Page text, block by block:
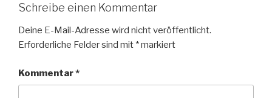
Schreibe einen Kommentar
Deine E-Mail-Adresse wird nicht veröffentlicht.
Erforderliche Felder sind mit *markiert
Kommentar*